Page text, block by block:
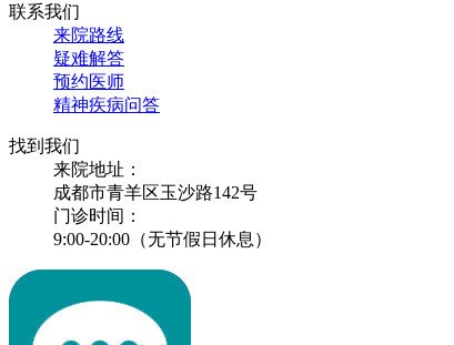
联系我们
来院路线
疑难解答
预约医师
精神疾病问答
找到我们
来院地址：
成都市青羊区玉沙路142号
门诊时间：
9:00-20:00（无节假日休息）